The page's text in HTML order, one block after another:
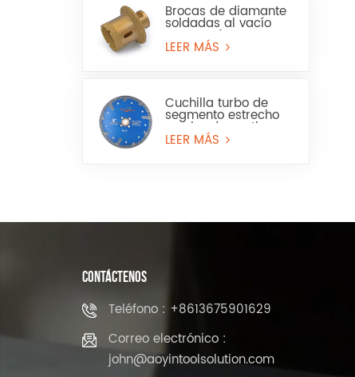
Brocas de diamante
soldadas al vacío
para perforar
baldosas de
LEER MÁS
Cuchilla turbo de
segmento estrecho
con borde continuo
para granito y piedra
LEER MÁS
CONTÁCTENOS
Teléfono : +8613675901629
Correo electrónico :
john@aoyintoolsolution.com